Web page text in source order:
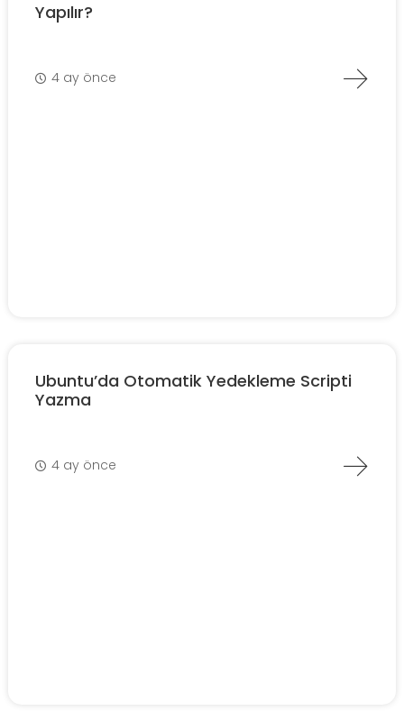
Yapılır?
4 ay önce
Ubuntu’da Otomatik Yedekleme Scripti
Yazma
4 ay önce